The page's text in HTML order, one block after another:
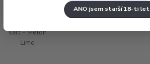
ANO jsem starší 18-ti let